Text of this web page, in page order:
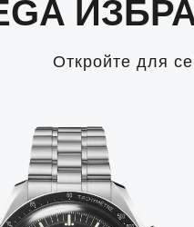
Откройте для